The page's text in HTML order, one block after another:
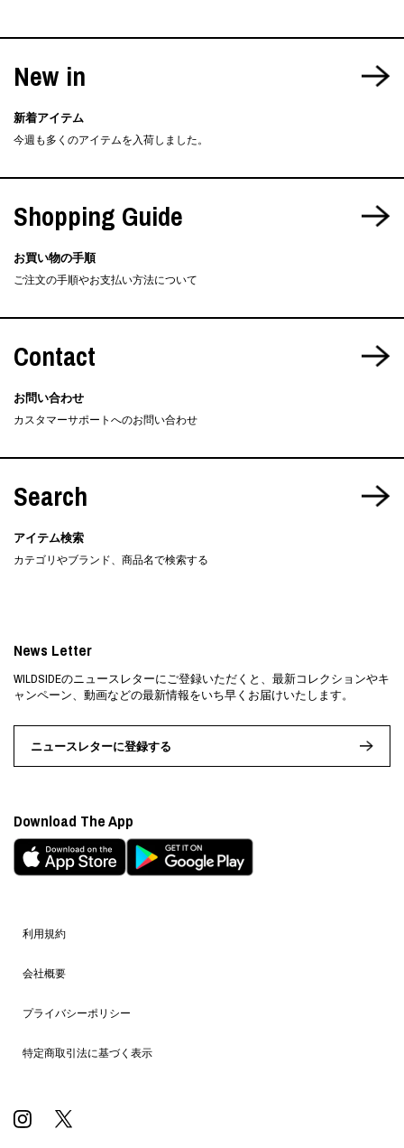
New in
新着アイテム
今週も多くのアイテムを入荷しました。
Shopping Guide
お買い物の手順
ご注文の手順やお支払い方法について
Contact
お問い合わせ
カスタマーサポートへのお問い合わせ
Search
アイテム検索
カテゴリやブランド、商品名で検索する
利用規約
会社概要
プライバシーポリシー
特定商取引法に基づく表示
News Letter
WILDSIDEのニュースレターにご登録いただくと、最新コレクションやキ
ャンペーン、動画などの最新情報をいち早くお届けいたします。
ニュースレターに登録する
Download The App